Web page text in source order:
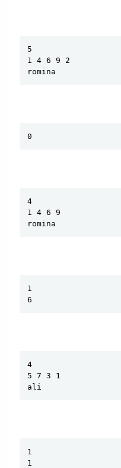
5
1 4 6 9 2
romina
0
4
1 4 6 9
romina
1
6
4
5 7 3 1
ali
1
1